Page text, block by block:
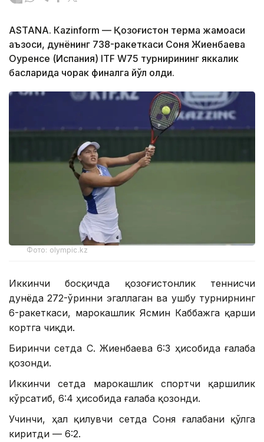
ASTANА. Кazinform — Қозоғистон терма жамоаси
аъзоси, дунёнинг 738-ракеткаси Соня Жиенбаева
Оуренсе (Испания) ITF W75 турнирининг яккалик
баҳсларида чорак финалга йўл олди.
Фото: olympic.kz
Иккинчи босқичда қозоғистонлик теннисчи
дунёда 272-ўринни эгаллаган ва ушбу турнирнинг
6-ракеткаси, марокашлик Ясмин Каббажга қарши
кортга чиқди.
Биринчи сетда С. Жиенбаева 6:3 ҳисобида ғалаба
қозонди.
Иккинчи сетда марокашлик спортчи қаршилик
кўрсатиб, 6:4 ҳисобида ғалаба қозонди.
Учинчи, ҳал қилувчи сетда Соня ғалабани қўлга
киритди — 6:2.